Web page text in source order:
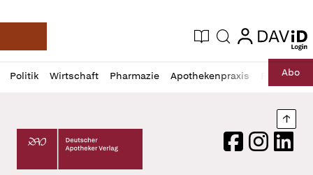
Deutsche Apotheker Zeitung
Aktuelle Ausgabe
Suche login
login
Politik Wirtschaft Pharmazie Apothekenpraxis RechtAbo
Profil
öffnen
Daz
Pur
Deutscher Apotheker Verlag Logo
FacebookInstagram